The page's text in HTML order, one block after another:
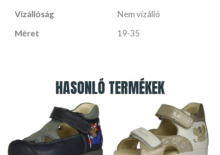
Vízállóság
Nem vízálló
Méret
19-35
HASONLÓ TERMÉKEK